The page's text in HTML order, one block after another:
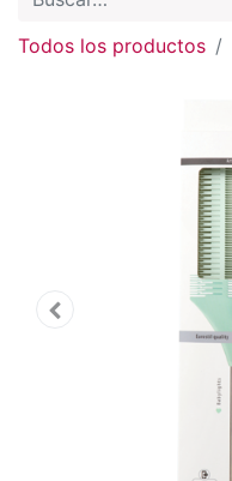
Todos los productos